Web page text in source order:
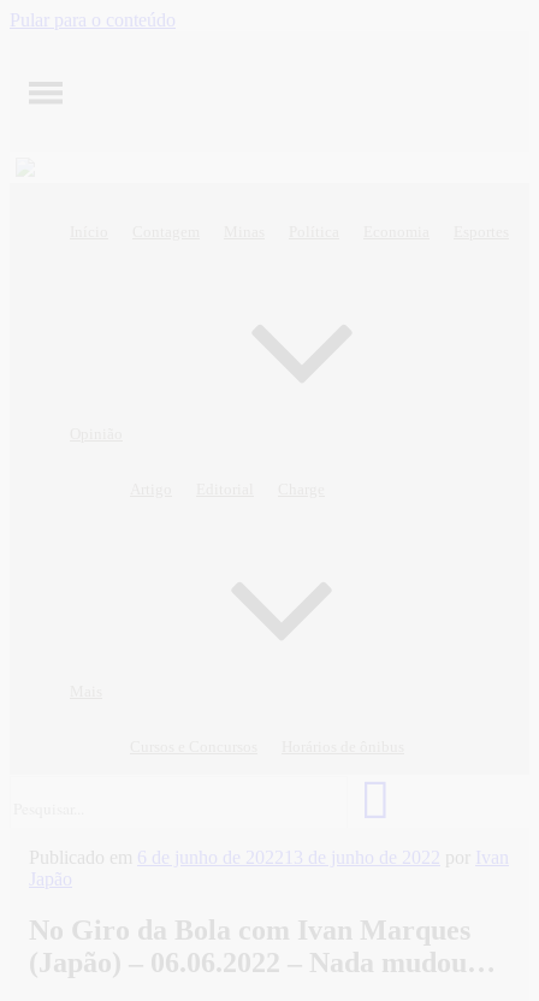
Pular para o conteúdo
Publicado em 6 de junho de 2022 13 de junho de 2022 por
Ivan
Japão
No Giro da Bola com Ivan Marques
(Japão) – 06.06.2022 – Nada mudou…